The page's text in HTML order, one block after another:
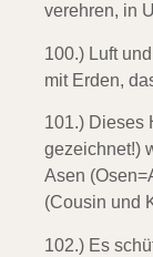
verehren, in
100.) Luft
mit Erden,
101.) Dieses
gezeichnet!)
Asen
(Cousin und
102.) Es